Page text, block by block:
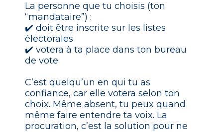
La personne que tu choisis (ton
“mandataire”) :
✔️ doit être inscrite sur les listes
électorales
✔️ votera à ta place dans ton bureau
de vote
C’est quelqu’un en qui tu as
confiance, car elle votera selon ton
choix. Même absent, tu peux quand
même faire entendre ta voix. La
procuration, c’est la solution pour ne